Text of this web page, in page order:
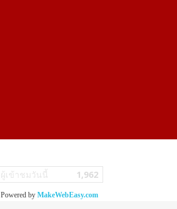
ผู้เข้าชมวันนี้ 1,962
Powered by MakeWebEasy.com